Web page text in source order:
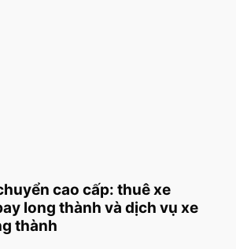
cao cấp: thuê xe
long thành và dịch vụ xe
thành